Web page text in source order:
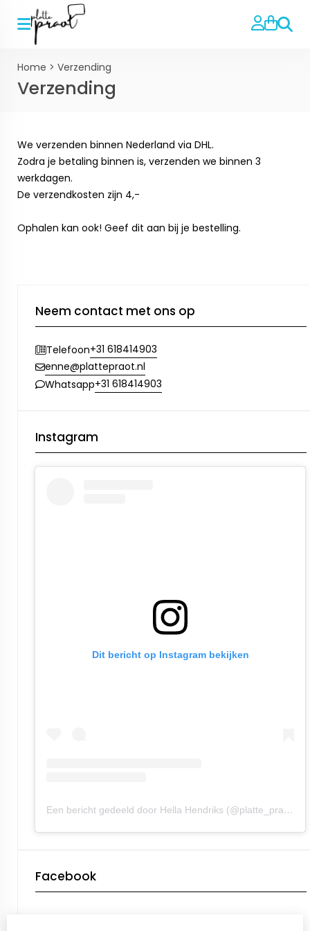
Home > Verzending
Verzending
We verzenden binnen Nederland via DHL.
Zodra je betaling binnen is, verzenden we binnen 3
werkdagen.
De verzendkosten zijn 4,-
Ophalen kan ook! Geef dit aan bij je bestelling.
Neem contact met ons op
Telefoon+31 618414903
enne@plattepraot.nl
Whatsapp+31 618414903
Instagram
Dit bericht op Instagram bekijken
Een bericht gedeeld door Hella Hendriks (@platte_praot)
Facebook